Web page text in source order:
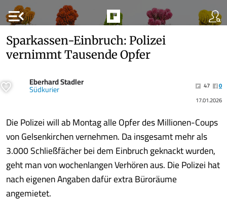
menu_open
Sparkassen-Einbruch: Polizei
vernimmt Tausende Opfer
Eberhard Stadler
Südkurier 47
0
17.01.2026
Die Polizei will ab Montag alle Opfer des Millionen-Coups
von Gelsenkirchen vernehmen. Da insgesamt mehr als
3.000 Schließfächer bei dem Einbruch geknackt wurden,
geht man von wochenlangen Verhören aus. Die Polizei hat
nach eigenen Angaben dafür extra Büroräume
angemietet.